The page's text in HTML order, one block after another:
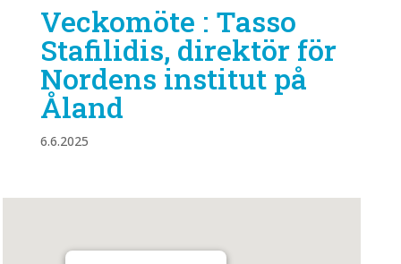
Veckomöte : Tasso
Stafilidis, direktör för
Nordens institut på
Åland
6.6.2025